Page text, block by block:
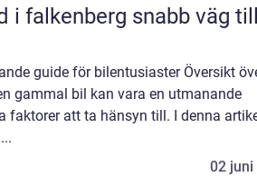
snabb väg till
guide för bilentusiaster Översikt
gammal bil kan vara en utmanande
faktorer att ta hänsyn till. I denna
02 juni